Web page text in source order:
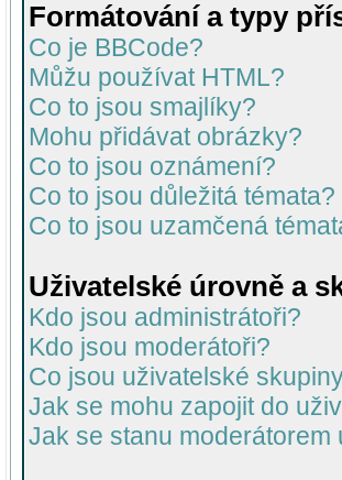
Formátování a typy
Co je BBCode?
Můžu používat HTML?
Co to jsou smajlíky?
Mohu přidávat obrázky?
Co to jsou oznámení?
Co to jsou důležitá témata?
Co to jsou uzamčená
Uživatelské úrovně a
Kdo jsou administrátoři?
Kdo jsou moderátoři?
Co jsou uživatelské
Jak se mohu zapojit do
Jak se stanu